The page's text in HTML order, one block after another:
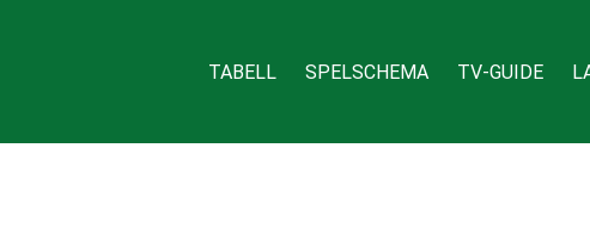
TABELL SPELSCHEMA TV-GUIDE